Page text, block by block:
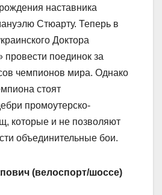
наставника
Стюарту. Теперь в
Доктора
поединок за
чемпионов мира. Однако
стоят
промоутерско-
которые и не позволяют
объединительные бои.
(велоспорт/шоссе)